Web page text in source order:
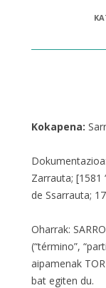
Kokapena:
Zarrauta; [1581
de Ssarrauta;
Oharrak:
(“término”,
aipamenak
bat egiten du.